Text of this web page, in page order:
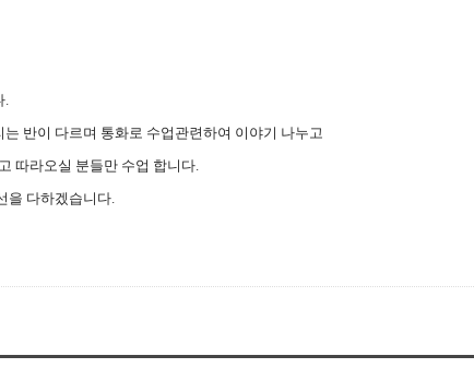
.
반이 다르며 통화로 수업관련하여 이야기 나누고
따라오실 분들만 수업 합니다.
을 다하겠습니다.